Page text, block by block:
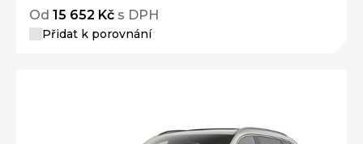
Od 15 652 Kč s DPH
Přidat k porovnání